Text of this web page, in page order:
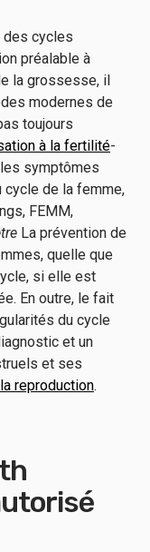
des cycles
préalable à
la grossesse, il
modernes de
toujours
à la fertilité-
symptômes
de la femme,
FEMM,
La prévention de
quelle que
si elle est
En outre, le fait
du cycle
et un
et ses
reproduction.